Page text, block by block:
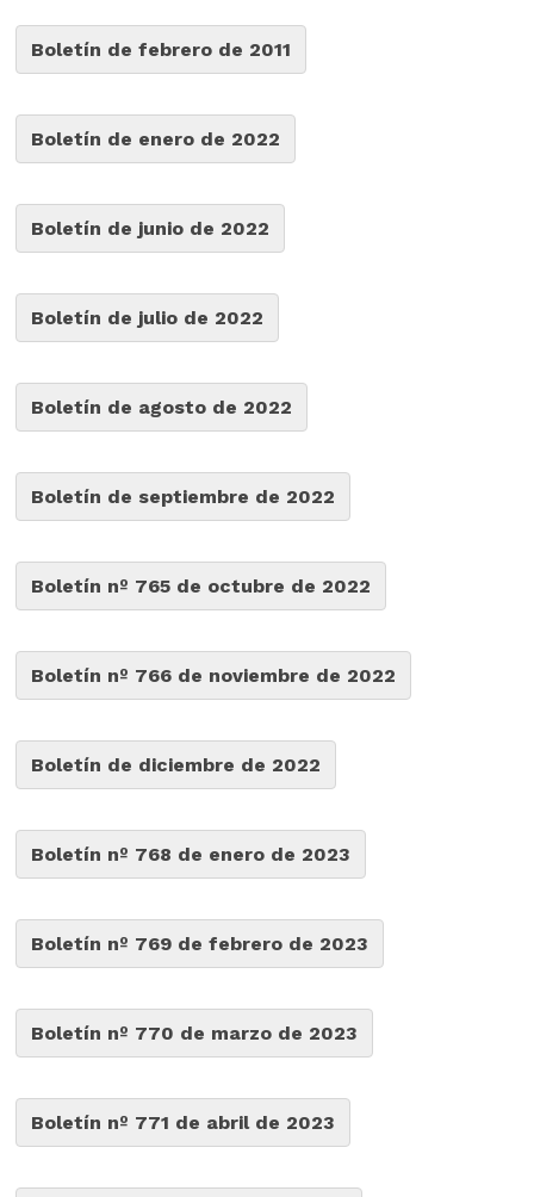
Boletín de febrero de 2011
Boletín de enero de 2022
Boletín de junio de 2022
Boletín de julio de 2022
Boletín de agosto de 2022
Boletín de septiembre de 2022
Boletín nº 765 de octubre de 2022
Boletín nº 766 de noviembre de 2022
Boletín de diciembre de 2022
Boletín nº 768 de enero de 2023
Boletín nº 769 de febrero de 2023
Boletín nº 770 de marzo de 2023
Boletín nº 771 de abril de 2023